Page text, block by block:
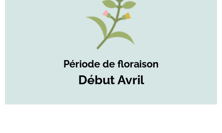
Période de floraison
Début Avril